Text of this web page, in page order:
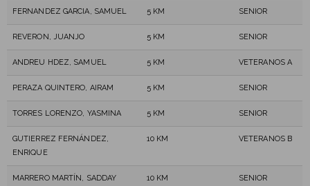
FERNANDEZ GARCIA, SAMUEL 5 KM SENIOR
REVERON, JUANJO 5 KM SENIOR
ANDREU HDEZ, SAMUEL 5 KM VETERANOS A
PERAZA QUINTERO, AIRAM 5 KM SENIOR
TORRES LORENZO, YASMINA 5 KM SENIOR
GUTIERREZ FERNÁNDEZ,
ENRIQUE
10 KM VETERANOS B
MARRERO MARTÍN, SADDAY 10 KM SENIOR